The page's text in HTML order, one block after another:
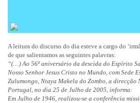
A leitura do discurso do dia esteve a cargo do
de que salientamos as seguintes palavras:
“(…) Ao 56º aniversário da descida do Espírito
Nosso Senhor Jesus Cristo no Mundo, com Sede
Zulumongo, Ntaya Makela do Zombo, a direcção
Portugal, no dia 25 de Julho de 2005, informa:
Em Julho de 1946, realizou‑se a conferência